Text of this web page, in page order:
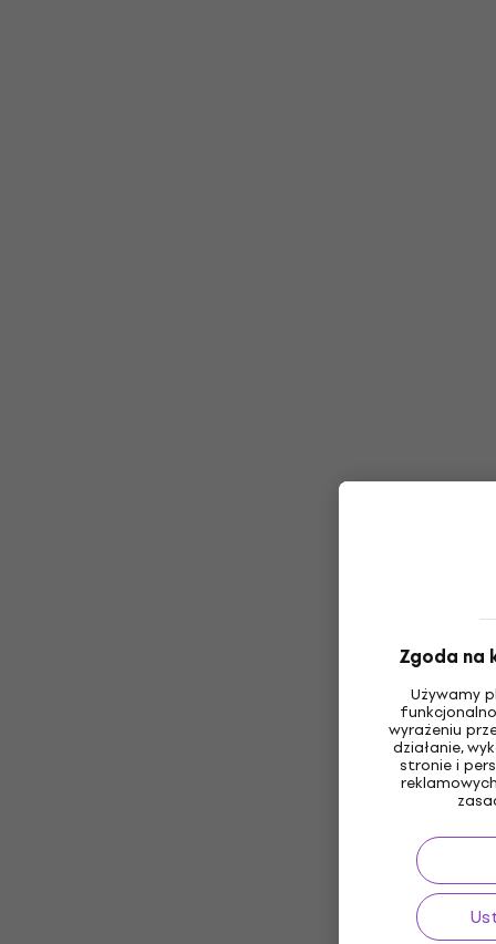
Zgoda na
Używamy
wyrażeniu
działanie,
stronie i